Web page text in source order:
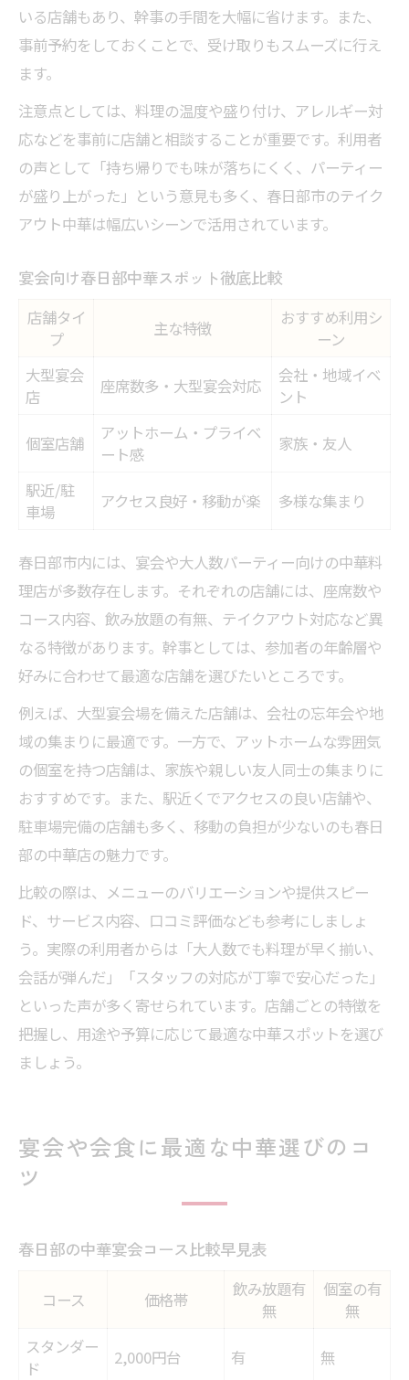
いる店舗もあり、幹事の手間を大幅に省けます。また、
事前予約をしておくことで、受け取りもスムーズに行え
ます。
注意点としては、料理の温度や盛り付け、アレルギー対
応などを事前に店舗と相談することが重要です。利用者
の声として「持ち帰りでも味が落ちにくく、パーティー
が盛り上がった」という意見も多く、春日部市のテイク
アウト中華は幅広いシーンで活用されています。
宴会向け春日部中華スポット徹底比較
店舗タイ
プ
主な特徴
おすすめ利用シ
ーン
大型宴会
店
座席数多・大型宴会対応
会社・地域イベ
ント
個室店舗
アットホーム・プライベ
ート感
家族・友人
駅近/駐
車場
アクセス良好・移動が楽 多様な集まり
春日部市内には、宴会や大人数パーティー向けの中華料
理店が多数存在します。それぞれの店舗には、座席数や
コース内容、飲み放題の有無、テイクアウト対応など異
なる特徴があります。幹事としては、参加者の年齢層や
好みに合わせて最適な店舗を選びたいところです。
例えば、大型宴会場を備えた店舗は、会社の忘年会や地
域の集まりに最適です。一方で、アットホームな雰囲気
の個室を持つ店舗は、家族や親しい友人同士の集まりに
おすすめです。また、駅近くでアクセスの良い店舗や、
駐車場完備の店舗も多く、移動の負担が少ないのも春日
部の中華店の魅力です。
比較の際は、メニューのバリエーションや提供スピー
ド、サービス内容、口コミ評価なども参考にしましょ
う。実際の利用者からは「大人数でも料理が早く揃い、
会話が弾んだ」「スタッフの対応が丁寧で安心だった」
といった声が多く寄せられています。店舗ごとの特徴を
把握し、用途や予算に応じて最適な中華スポットを選び
ましょう。
宴会や会食に最適な中華選びのコ
ツ
春日部の中華宴会コース比較早見表
コース 価格帯
飲み放題有
無
個室の有
無
スタンダー
ド
2,000円台 有 無